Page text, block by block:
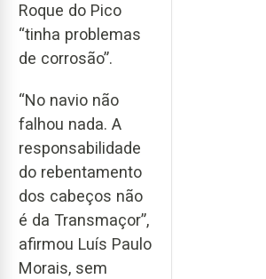
Roque do Pico
“tinha problemas
de corrosão”.
“No navio não
falhou nada. A
responsabilidade
do rebentamento
dos cabeços não
é da Transmaçor”,
afirmou Luís Paulo
Morais, sem